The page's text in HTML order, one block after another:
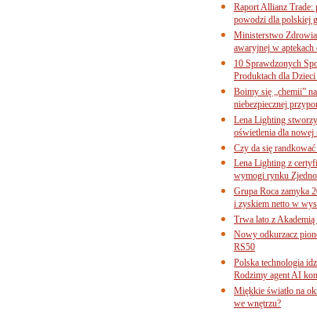
Raport Allianz Trade:
powodzi dla polskiej
Ministerstwo Zdrowia
awaryjnej w
10 Sprawdzonych
Produktach dla
Boimy się „chemii”
niebezpiecznej
Lena Lighting
oświetlenia dla
Czy da się randkować
Lena Lighting z
wymogi rynku
Grupa Roca zamyka
i zyskiem netto w
Trwa lato z
Nowy odkurzacz
RS50
Polska technologia
Rodzimy agent AI
Miękkie światło na
we wnętrzu?